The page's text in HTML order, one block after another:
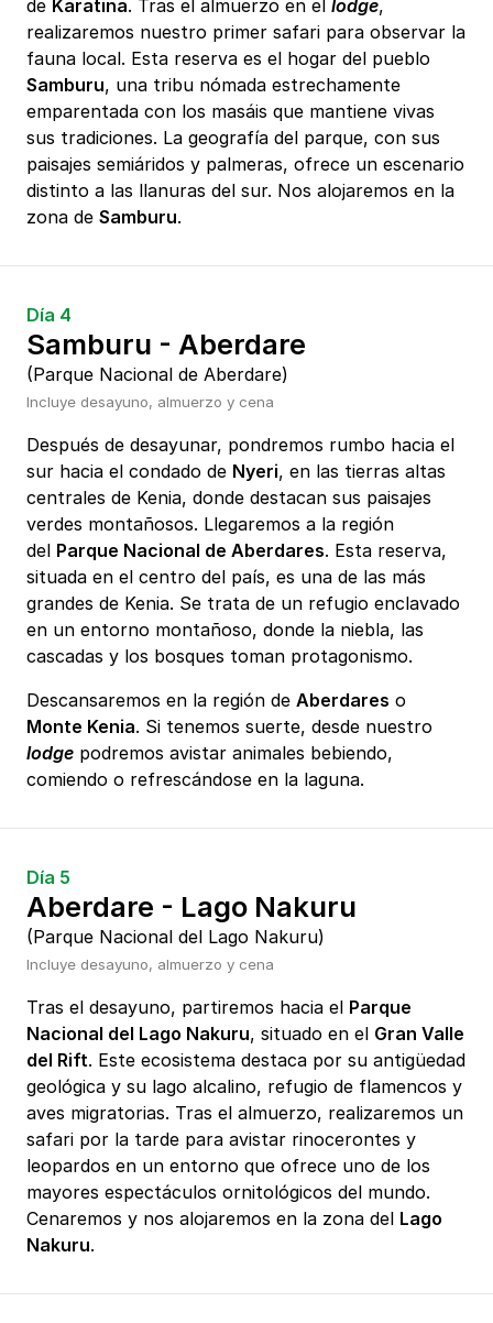
de Karatina. Tras el almuerzo en el lodge,
realizaremos nuestro primer safari para observar la
fauna local. Esta reserva es el hogar del pueblo
Samburu, una tribu nómada estrechamente
emparentada con los masáis que mantiene vivas
sus tradiciones. La geografía del parque, con sus
paisajes semiáridos y palmeras, ofrece un escenario
distinto a las llanuras del sur. Nos alojaremos en la
zona de Samburu.
Día 4
Samburu - Aberdare
(Parque Nacional de Aberdare)
Incluye desayuno, almuerzo y cena
Después de desayunar, pondremos rumbo hacia el
sur hacia el condado de Nyeri, en las tierras altas
centrales de Kenia, donde destacan sus paisajes
verdes montañosos. Llegaremos a la región
del Parque Nacional de Aberdares. Esta reserva,
situada en el centro del país, es una de las más
grandes de Kenia. Se trata de un refugio enclavado
en un entorno montañoso, donde la niebla, las
cascadas y los bosques toman protagonismo.
Descansaremos en la región de Aberdares o
Monte Kenia. Si tenemos suerte, desde nuestro
lodge podremos avistar animales bebiendo,
comiendo o refrescándose en la laguna.
Día 5
Aberdare - Lago Nakuru
(Parque Nacional del Lago Nakuru)
Incluye desayuno, almuerzo y cena
Tras el desayuno, partiremos hacia el Parque
Nacional del Lago Nakuru, situado en el Gran Valle
del Rift. Este ecosistema destaca por su antigüedad
geológica y su lago alcalino, refugio de flamencos y
aves migratorias. Tras el almuerzo, realizaremos un
safari por la tarde para avistar rinocerontes y
leopardos en un entorno que ofrece uno de los
mayores espectáculos ornitológicos del mundo.
Cenaremos y nos alojaremos en la zona del Lago
Nakuru.